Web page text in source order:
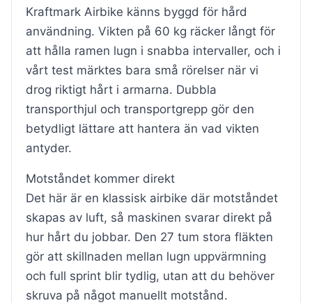
Kraftmark Airbike känns byggd för hård
användning. Vikten på 60 kg räcker långt för
att hålla ramen lugn i snabba intervaller, och i
vårt test märktes bara små rörelser när vi
drog riktigt hårt i armarna. Dubbla
transporthjul och transportgrepp gör den
betydligt lättare att hantera än vad vikten
antyder.
Motståndet kommer direkt
Det här är en klassisk airbike där motståndet
skapas av luft, så maskinen svarar direkt på
hur hårt du jobbar. Den 27 tum stora fläkten
gör att skillnaden mellan lugn uppvärmning
och full sprint blir tydlig, utan att du behöver
skruva på något manuellt motstånd.